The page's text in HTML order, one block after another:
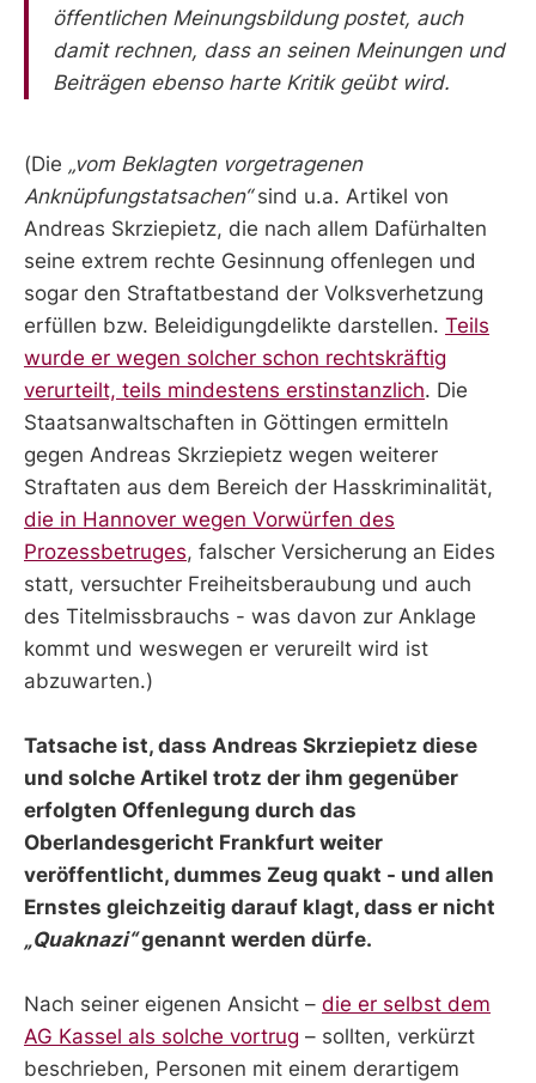
öffentlichen Meinungsbildung postet, auch
damit rechnen, dass an seinen Meinungen und
Beiträgen ebenso harte Kritik geübt wird.
(Die „vom Beklagten vorgetragenen
Anknüpfungstatsachen“sind u.a. Artikel von
Andreas Skrziepietz, die nach allem Dafürhalten
seine extrem rechte Gesinnung offenlegen und
sogar den Straftatbestand der Volksverhetzung
erfüllen bzw. Beleidigungdelikte darstellen. Teils
wurde er wegen solcher schon rechtskräftig
verurteilt, teils mindestens erstinstanzlich. Die
Staatsanwaltschaften in Göttingen ermitteln
gegen Andreas Skrziepietz wegen weiterer
Straftaten aus dem Bereich der Hasskriminalität,
die in Hannover wegen Vorwürfen des
Prozessbetruges, falscher Versicherung an Eides
statt, versuchter Freiheitsberaubung und auch
des Titelmissbrauchs - was davon zur Anklage
kommt und weswegen er verureilt wird ist
abzuwarten.)
Tatsache ist, dass Andreas Skrziepietz diese
und solche Artikel trotz der ihm gegenüber
erfolgten Offenlegung durch das
Oberlandesgericht Frankfurt weiter
veröffentlicht, dummes Zeug quakt - und allen
Ernstes gleichzeitig darauf klagt, dass er nicht
„Quaknazi“genannt werden dürfe.
Nach seiner eigenen Ansicht – die er selbst dem
AG Kassel als solche vortrug – sollten, verkürzt
beschrieben, Personen mit einem derartigem